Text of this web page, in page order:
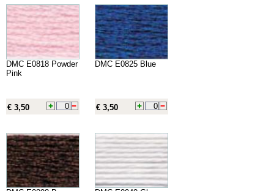
DMC E0818 Powder
Pink
€ 3,50
DMC E0825 Blue
€ 3,50